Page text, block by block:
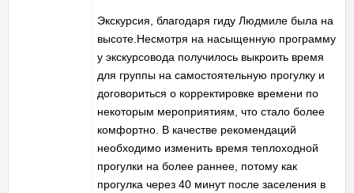
Экскурсия, благодаря гиду Людмиле была на
высоте.Несмотря на насыщенную программу
у экскурсовода получилось выкроить время
для группы на самостоятельную прогулку и
договориться о корректировке времени по
некоторым мероприятиям, что стало более
комфортно. В качестве рекомендаций
необходимо изменить время теплоходной
прогулки на более раннее, потому как
прогулка через 40 минут после заселения в